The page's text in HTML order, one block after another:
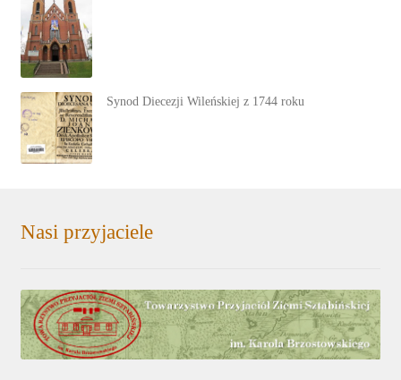
Synod Diecezji Wileńskiej z 1744 roku
Nasi przyjaciele